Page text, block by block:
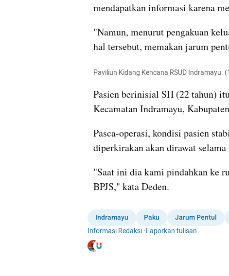
mendapatkan informasi karena
"Namun, menurut pengakuan
hal tersebut, memakan jarum
Paviliun Kidang Kencana RSUD
Pasien berinisial SH (22 tahun)
Kecamatan Indramayu,
Pasca-operasi, kondisi pasien
diperkirakan akan dirawat
"Saat ini dia kami pindahkan ke
BPJS," kata Deden.
Indramayu Paku Jarum Pentul
Informasi Redaksi ·Laporkan tulisan